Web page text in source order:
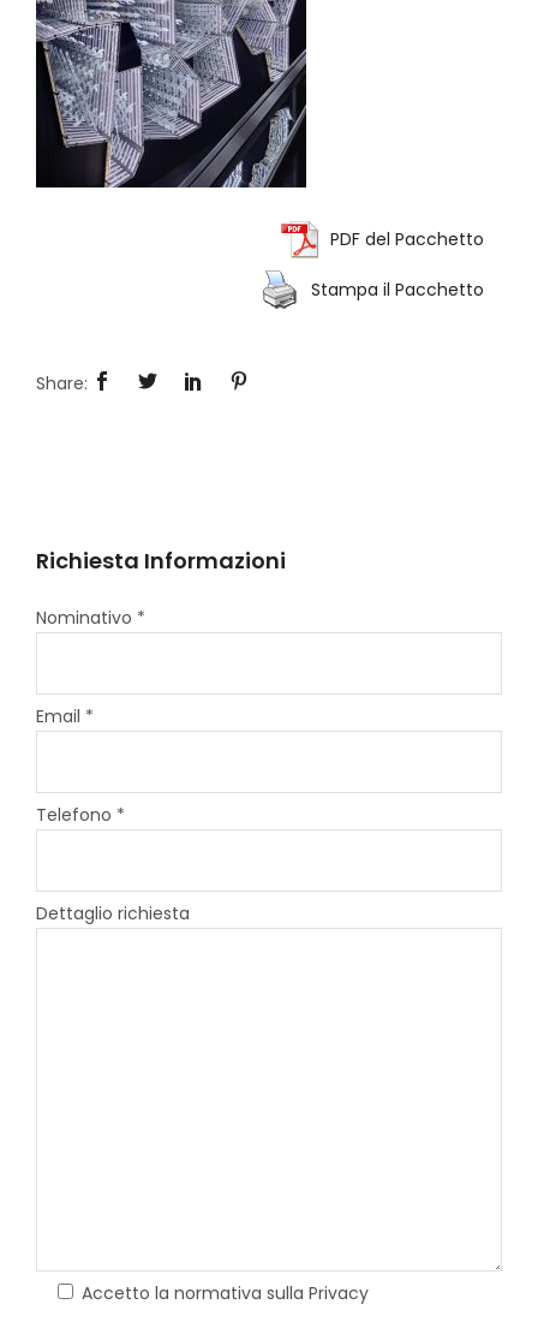
PDF del Pacchetto
Stampa il Pacchetto
Richiesta Informazioni
Nominativo *
Email *
Telefono *
Dettaglio richiesta
Accetto la normativa sulla Privacy